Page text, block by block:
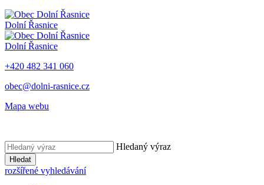
Dolní Řasnice
Dolní Řasnice
+420 482 341 060
obec@dolni-rasnice.cz
Mapa webu
Hledaný výraz
Hledat
rozšířené vyhledávání